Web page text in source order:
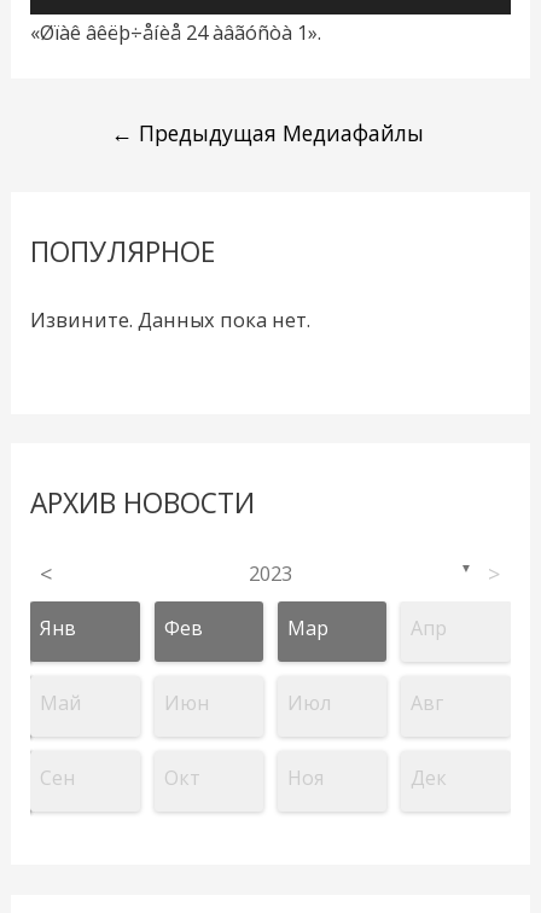
«Øïàê âêëþ÷åíèå 24 àâãóñòà 1».
← Предыдущая Медиафайлы
ПОПУЛЯРНОЕ
Извините. Данных пока нет.
АРХИВ НОВОСТИ
< 2023 ▼ >
Янв Фев Мар Апр
Май Июн Июл Авг
Сен Окт Ноя Дек